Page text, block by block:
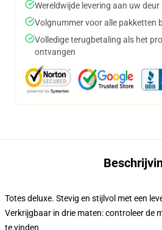
Wereldwijde levering aan uw deur
Volgnummer voor alle pakketten
Volledige terugbetaling als het
ontvangen
Totes deluxe. Stevig en stijlvol met een
Verkrijgbaar in drie maten: controleer de
te vinden